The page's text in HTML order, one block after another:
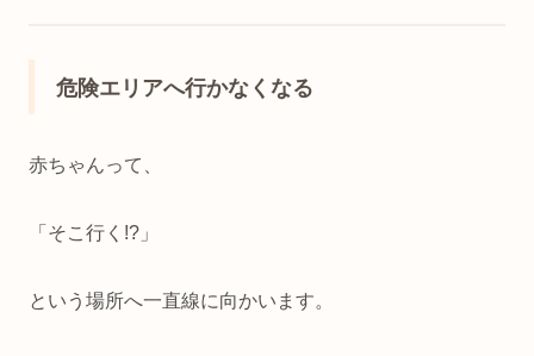
危険エリアへ行かなくなる
赤ちゃんって、
「そこ行く!?」
という場所へ一直線に向かいます。